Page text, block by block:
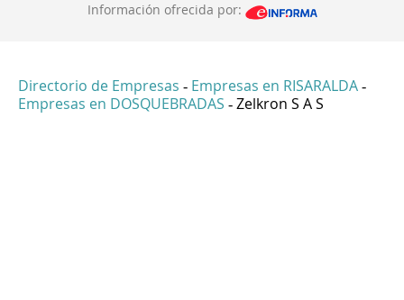
Información ofrecida por:
Directorio de Empresas - Empresas en RISARALDA -
Empresas en DOSQUEBRADAS - Zelkron S A S